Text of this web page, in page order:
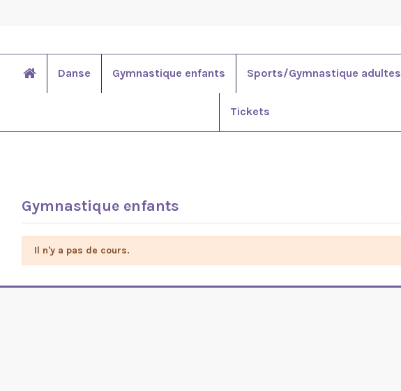
Danse Gymnastique enfants Sports/Gymnastique adultes
Tickets
Gymnastique enfants
Il n'y a pas de cours.